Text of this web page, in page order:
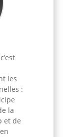
les
:
la
et de